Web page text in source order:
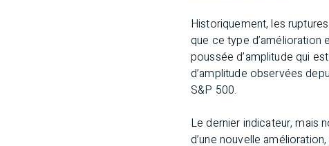
Historiquement, les
que ce type d’amélioration
poussée d’amplitude qui
d’amplitude observées
S&P 500.
Le dernier indicateur, mais
d’une nouvelle